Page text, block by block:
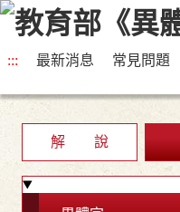
::: 最新消息 常見問題
解 說